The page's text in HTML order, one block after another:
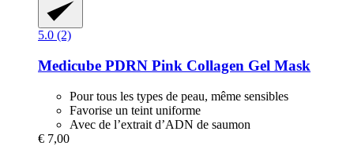
5.0 (2)
Medicube PDRN Pink Collagen Gel Mask
Pour tous les types de peau, même sensibles
Favorise un teint uniforme
Avec de l’extrait d’ADN de saumon
€ 7,00